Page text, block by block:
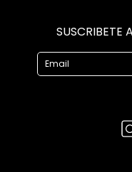
SUSCRIBETE